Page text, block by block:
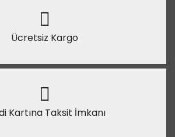
Ücretsiz Kargo
Kartına Taksit İmkanı